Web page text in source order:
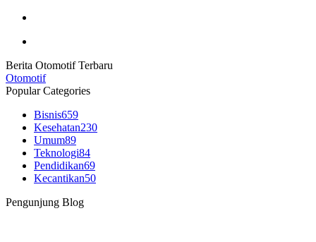
Berita Otomotif Terbaru
Otomotif
Popular Categories
Bisnis659
Kesehatan230
Umum89
Teknologi84
Pendidikan69
Kecantikan50
Pengunjung Blog